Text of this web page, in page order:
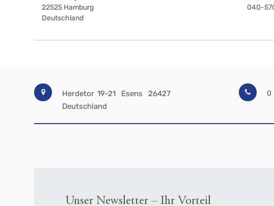
22525 Hamburg
Deutschland
040-
Herdetor 19-21 Esens
26427
Deutschland
0
Unser Newsletter – Ihr Vorteil